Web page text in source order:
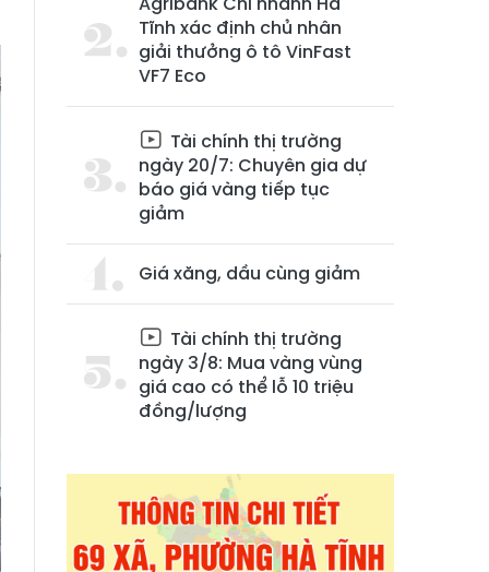
Tĩnh xác định chủ nhân
giải thưởng ô tô VinFast
VF7 Eco
Tài chính thị trường
ngày 20/7: Chuyên gia dự
báo giá vàng tiếp tục
giảm
Giá xăng, dầu cùng giảm
Tài chính thị trường
ngày 3/8: Mua vàng vùng
giá cao có thể lỗ 10 triệu
đồng/lượng